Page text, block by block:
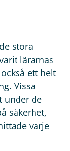
stora
lärarnas
ett helt
Vissa
under de
säkerhet,
varje